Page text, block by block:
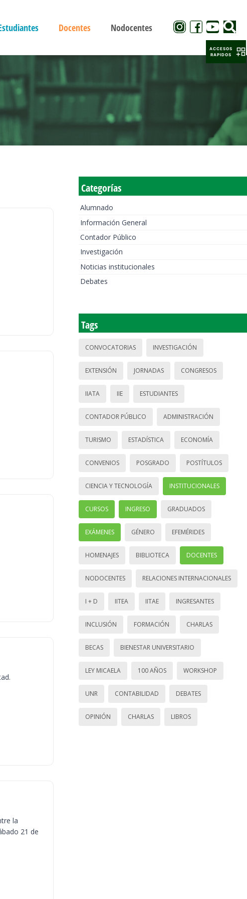
Docentes Nodocentes
la
21 de
Categorías
Alumnado
Información General
Contador Público
Investigación
Noticias institucionales
Debates
Tags
CONVOCATORIAS INVESTIGACIÓN
EXTENSIÓN JORNADAS CONGRESOS
IIATA IIE ESTUDIANTES
CONTADOR PÚBLICO ADMINISTRACIÓN
TURISMO ESTADÍSTICA ECONOMÍA
CONVENIOS POSGRADO POSTÍTULOS
CIENCIA Y TECNOLOGÍA INSTITUCIONALES
CURSOS INGRESO GRADUADOS
EXÁMENES GÉNERO EFEMÉRIDES
HOMENAJES BIBLIOTECA DOCENTES
NODOCENTES RELACIONES INTERNACIONALES
I + D IITEA IITAE INGRESANTES
INCLUSIÓN FORMACIÓN CHARLAS
BECAS BIENESTAR UNIVERSITARIO
LEY MICAELA 100 AÑOS WORKSHOP
UNR CONTABILIDAD DEBATES
OPINIÓN CHARLAS LIBROS
ACCESOS
RAPIDOS